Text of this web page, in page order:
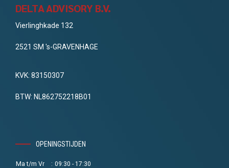
DELTA ADVISORY B.V.
Vierlinghkade 132
2521 SM 's-GRAVENHAGE
KVK: 83150307
BTW: NL862752218B01
OPENINGSTIJDEN
Ma t/m Vr : 09:30 - 17:30